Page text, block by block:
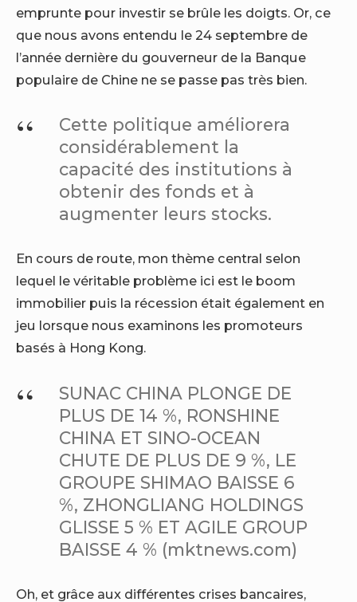
emprunte pour investir se brûle les doigts. Or, ce
que nous avons entendu le 24 septembre de
l’année dernière du gouverneur de la Banque
populaire de Chine ne se passe pas très bien.
Cette politique améliorera
considérablement la
capacité des institutions à
obtenir des fonds et à
augmenter leurs stocks.
En cours de route, mon thème central selon
lequel le véritable problème ici est le boom
immobilier puis la récession était également en
jeu lorsque nous examinons les promoteurs
basés à Hong Kong.
SUNAC CHINA PLONGE DE
PLUS DE 14 %, RONSHINE
CHINA ET SINO-OCEAN
CHUTE DE PLUS DE 9 %, LE
GROUPE SHIMAO BAISSE 6
%, ZHONGLIANG HOLDINGS
GLISSE 5 % ET AGILE GROUP
BAISSE 4 % (mktnews.com)
Oh, et grâce aux différentes crises bancaires,